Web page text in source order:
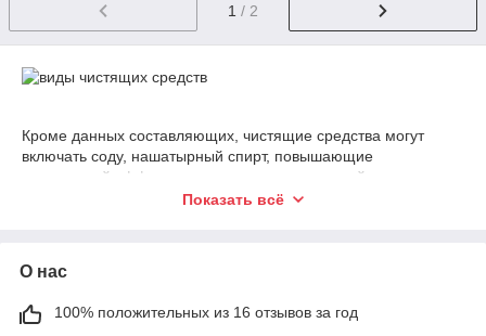
1 / 2
Кроме данных составляющих, чистящие средства могут
включать соду, нашатырный спирт, повышающие
очищающий эффект, и глицерин, защищающий кожу рук от
агрессивного влияния химии.
для мытья и чистки посуды
(плит, духовок,
Показать всё
О нас
100% положительных из 16 отзывов за год